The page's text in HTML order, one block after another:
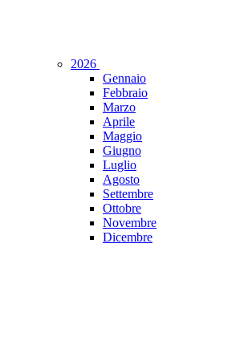
2026
Gennaio
Febbraio
Marzo
Aprile
Maggio
Giugno
Luglio
Agosto
Settembre
Ottobre
Novembre
Dicembre